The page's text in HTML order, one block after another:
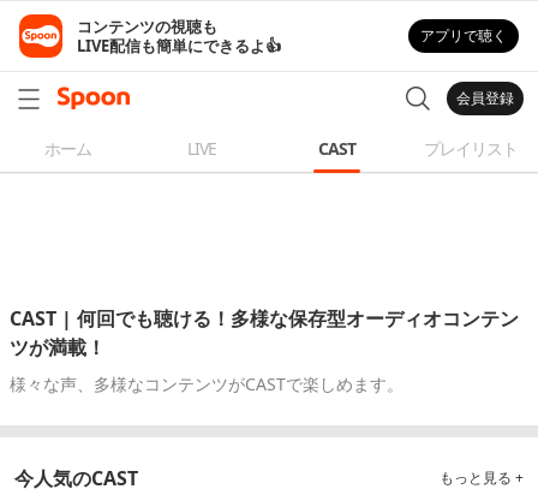
コンテンツの視聴も
LIVE配信も簡単にできるよ👍
アプリで聴く
会員登録
ホーム LIVE CAST プレイリスト
CAST | 何回でも聴ける！多様な保存型オーディオコンテン
ツが満載！
様々な声、多様なコンテンツがCASTで楽しめます。
今人気のCAST もっと見る +